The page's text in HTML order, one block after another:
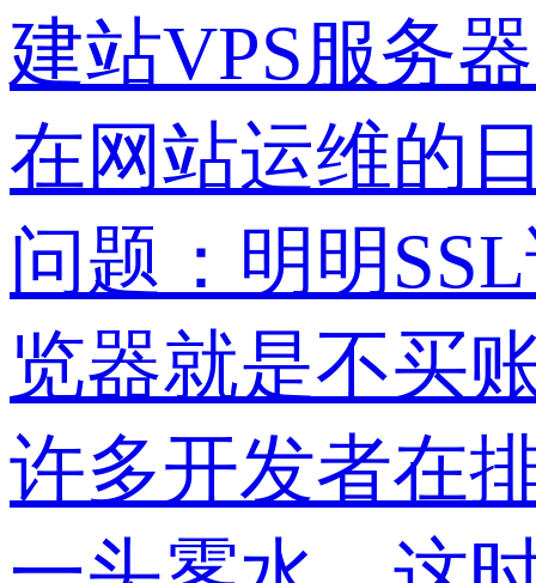
建站VPS服务
在网站运维的
问题：明明
览器就是不买
许多开发者在